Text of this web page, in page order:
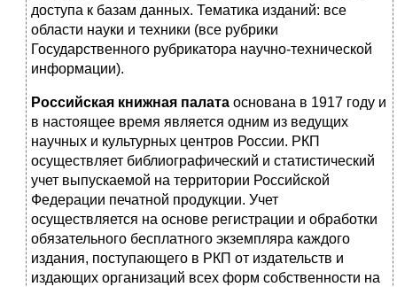
доступа к базам данных. Тематика изданий: все
области науки и техники (все рубрики
Государственного рубрикатора научно-технической
информации).
Российская книжная палата основана в 1917 году и
в настоящее время является одним из ведущих
научных и культурных центров России. РКП
осуществляет библиографический и статистический
учет выпускаемой на территории Российской
Федерации печатной продукции. Учет
осуществляется на основе регистрации и обработки
обязательного бесплатного экземпляра каждого
издания, поступающего в РКП от издательств и
издающих организаций всех форм собственности на